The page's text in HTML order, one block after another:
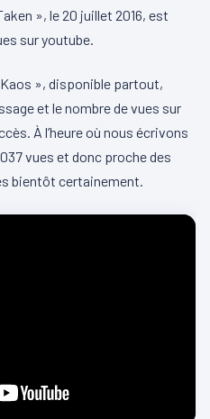
», le 20 juillet 2016, est
sur youtube.
», disponible partout,
et le nombre de vues sur
À l’heure où nous écrivons
vues et donc proche des
bientôt certainement.